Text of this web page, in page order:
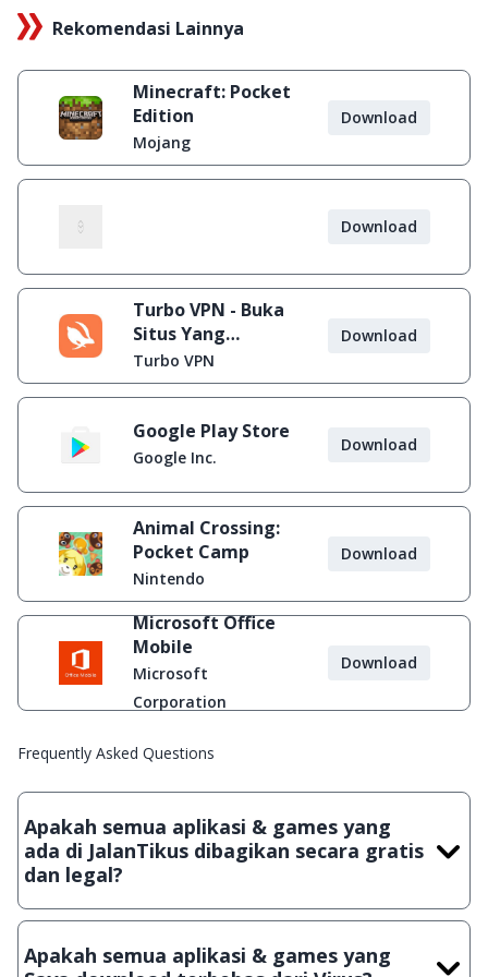
Rekomendasi Lainnya
Minecraft: Pocket
Edition
Mojang
Download
Download
Turbo VPN - Buka
Situs Yang
Diblokir
Turbo VPN
Download
Google Play Store
Google Inc.
Download
Animal Crossing:
Pocket Camp
Nintendo
Download
Microsoft Office
Mobile
Microsoft
Corporation
Download
Frequently Asked Questions
Apakah semua aplikasi & games yang
ada di JalanTikus dibagikan secara gratis
dan legal?
Ya, JalanTikus hanya membagikan aplikasi & games yang
crack, patch atau semacamnya.
Apakah semua aplikasi & games yang